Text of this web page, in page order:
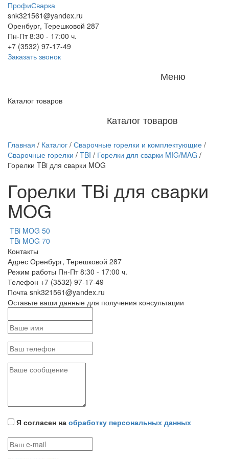
ПрофиСварка
snk321561@yandex.ru
Оренбург, Терешковой 287
Пн-Пт 8:30 - 17:00 ч.
+7 (3532) 97-17-49
Заказать звонок
Меню
Каталог товаров
Каталог товаров
Главная / Каталог / Сварочные горелки и комплектующие /
Сварочные горелки / TBI / Горелки для сварки MIG/MAG /
Горелки TBi для сварки MOG
Горелки TBi для сварки
MOG
TBi MOG 50
TBi MOG 70
Контакты
Адрес Оренбург, Терешковой 287
Режим работы Пн-Пт 8:30 - 17:00 ч.
Телефон +7 (3532) 97-17-49
Почта snk321561@yandex.ru
Оставьте ваши данные для получения консультации
Я согласен на обработку персональных данных